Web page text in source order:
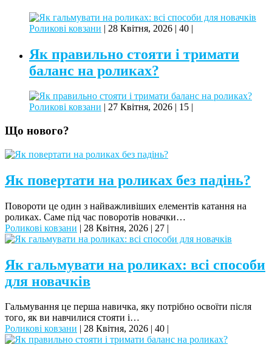
Роликові ковзани | 28 Квітня, 2026 | 40 |
Як правильно стояти і тримати
баланс на роликах?
Роликові ковзани | 27 Квітня, 2026 | 15 |
Що нового?
Як повертати на роликах без падінь?
Повороти це один з найважливіших елементів катання на
роликах. Саме під час поворотів новачки…
Роликові ковзани | 28 Квітня, 2026 | 27 |
Як гальмувати на роликах: всі способи
для новачків
Гальмування це перша навичка, яку потрібно освоїти після
того, як ви навчилися стояти і…
Роликові ковзани
28 Квітня, 2026 40